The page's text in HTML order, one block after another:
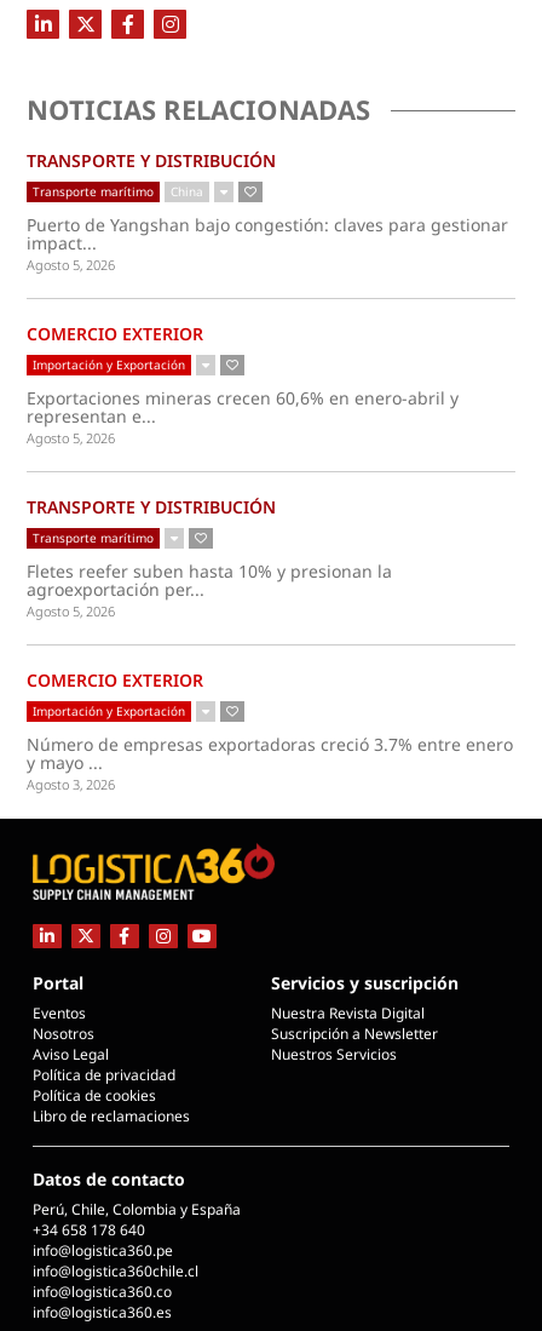
NOTICIAS RELACIONADAS
TRANSPORTE Y DISTRIBUCIÓN
Transporte marítimo China
Puerto de Yangshan bajo congestión: claves para gestionar
impact...
Agosto 5, 2026
COMERCIO EXTERIOR
Importación y Exportación
Exportaciones mineras crecen 60,6% en enero-abril y
representan e...
Agosto 5, 2026
TRANSPORTE Y DISTRIBUCIÓN
Transporte marítimo
Fletes reefer suben hasta 10% y presionan la
agroexportación per...
Agosto 5, 2026
COMERCIO EXTERIOR
Importación y Exportación
Número de empresas exportadoras creció 3.7% entre enero
y mayo ...
Agosto 3, 2026
Portal
Eventos
Nosotros
Aviso Legal
Política de privacidad
Política de cookies
Libro de reclamaciones
Servicios y suscripción
Nuestra Revista Digital
Suscripción a Newsletter
Nuestros Servicios
Datos de contacto
Perú, Chile, Colombia y España
+34 658 178 640
info@logistica360.pe
info@logistica360chile.cl
info@logistica360.co
info@logistica360.es